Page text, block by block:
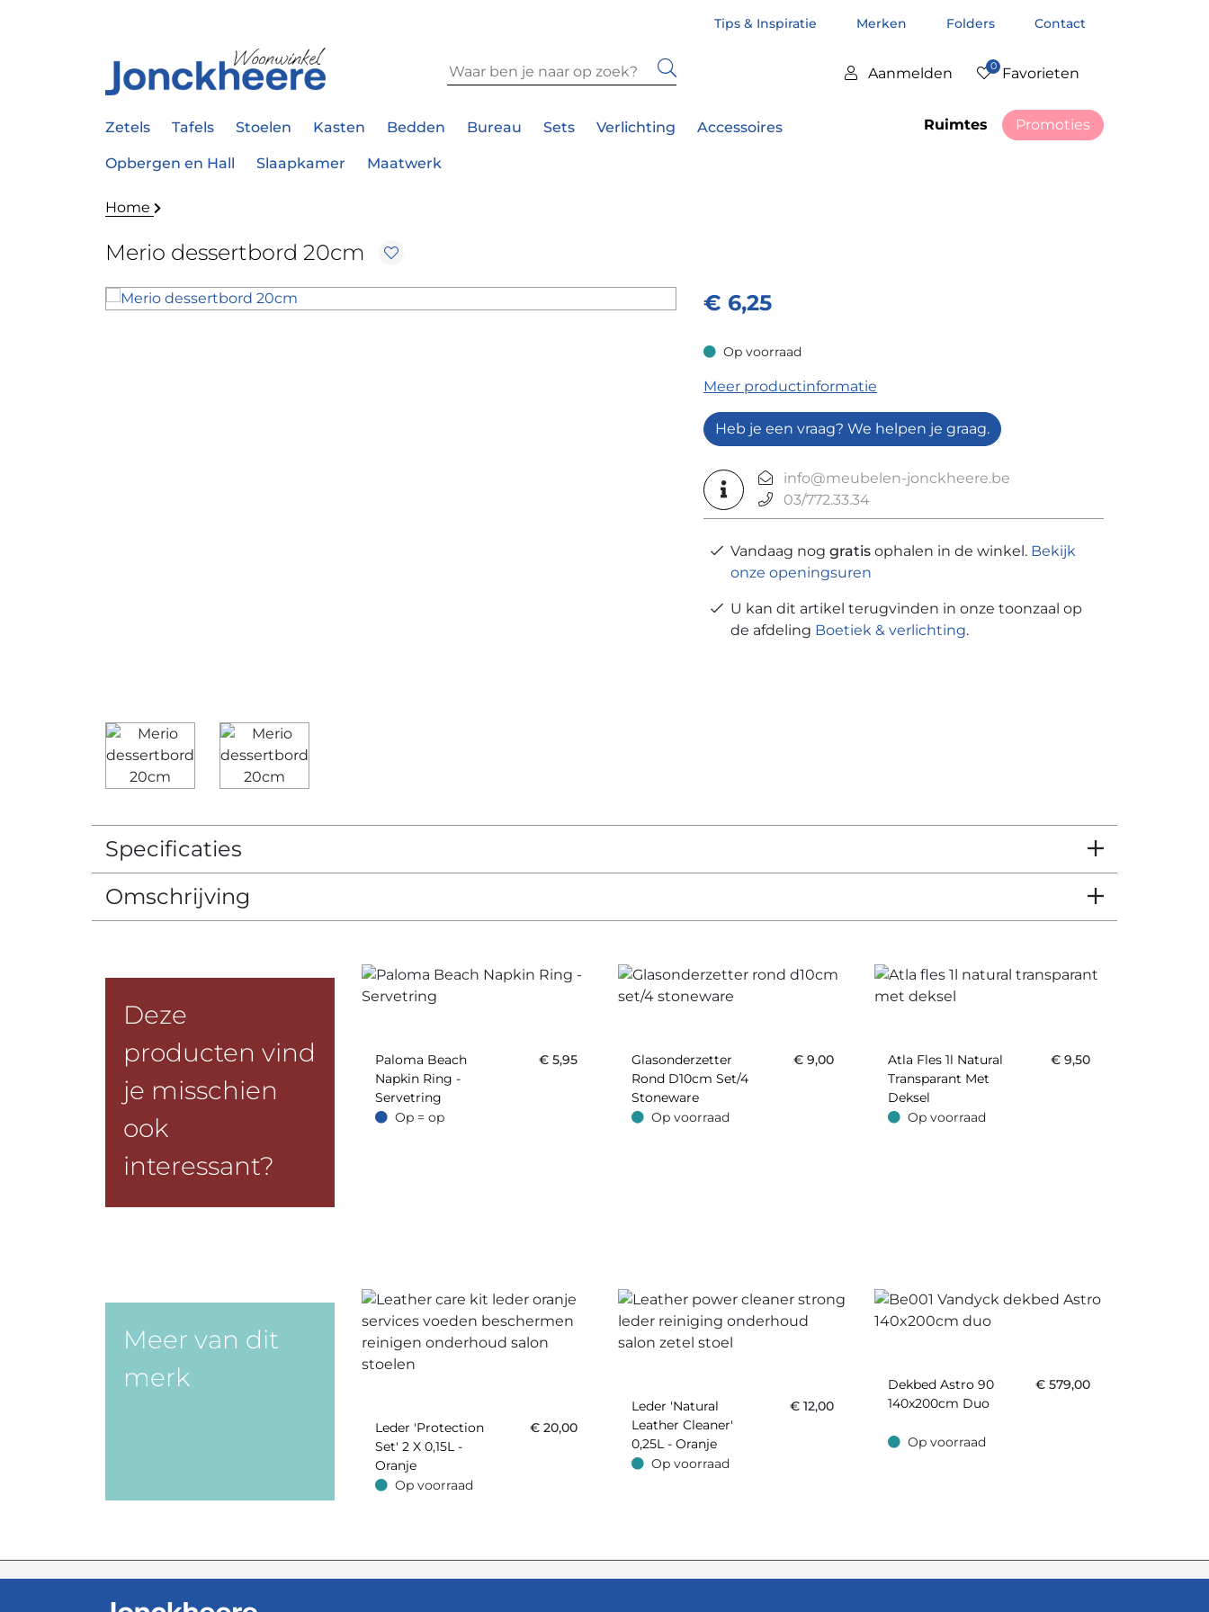
Tips & Inspiratie Merken Folders Contact
Aanmelden 0 Favorieten
Zetels Tafels Stoelen Kasten Bedden Bureau Sets Verlichting Accessoires
Opbergen en Hall Slaapkamer Maatwerk
Ruimtes Promoties
Home
Merio dessertbord 20cm
€ 6,25
Op voorraad
Op voorraad
Meer productinformatie
Heb je een vraag? We helpen je graag.
info@meubelen-jonckheere.be
03/772.33.34
Vandaag nog gratis ophalen in de winkel. Bekijk
onze openingsuren
U kan dit artikel terugvinden in onze toonzaal op
de afdeling Boetiek & verlichting.
Specificaties
Omschrijving
Deze
producten vind
je misschien
ook
interessant?
Paloma Beach
Napkin Ring -
Servetring
€ 5,95
Op = op
Op = op
Glasonderzetter
Rond D10cm Set/4
Stoneware
€ 9,00
Op voorraad
Op voorraad
Atla Fles 1l Natural
Transparant Met
Deksel
€ 9,50
Op voorraad
Op voorraad
Meer van dit
merk
Leder 'Protection
Set' 2 X 0,15L -
Oranje
€ 20,00
Op voorraad
Op voorraad
Leder 'Natural
Leather Cleaner'
0,25L - Oranje
€ 12,00
Op voorraad
Op voorraad
Dekbed Astro 90
140x200cm Duo
€ 579,00
Op voorraad
Op voorraad